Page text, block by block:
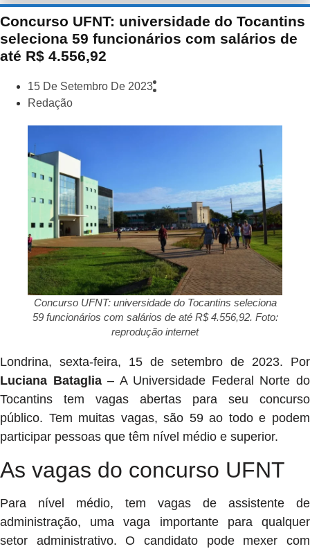
Concurso UFNT: universidade do Tocantins
seleciona 59 funcionários com salários de
até R$ 4.556,92
15 De Setembro De 2023
Redação
Concurso UFNT: universidade do Tocantins seleciona
59 funcionários com salários de até R$ 4.556,92. Foto:
reprodução internet
Londrina, sexta-feira, 15 de setembro de 2023. Por
Luciana Bataglia– A Universidade Federal Norte do
Tocantins tem vagas abertas para seu concurso
público. Tem muitas vagas, são 59 ao todo e podem
participar pessoas que têm nível médio e superior.
As vagas do concurso UFNT
Para nível médio, tem vagas de assistente de
administração, uma vaga importante para qualquer
setor administrativo. O candidato pode mexer com